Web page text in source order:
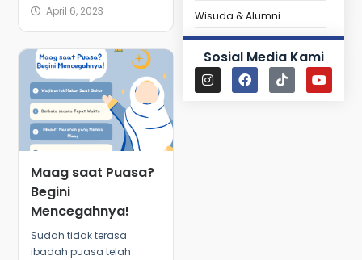
April 6, 2023
Maag saat Puasa?
Begini
Mencegahnya!
Sudah tidak terasa
ibadah puasa telah
Wisuda & Alumni
Sosial Media Kami